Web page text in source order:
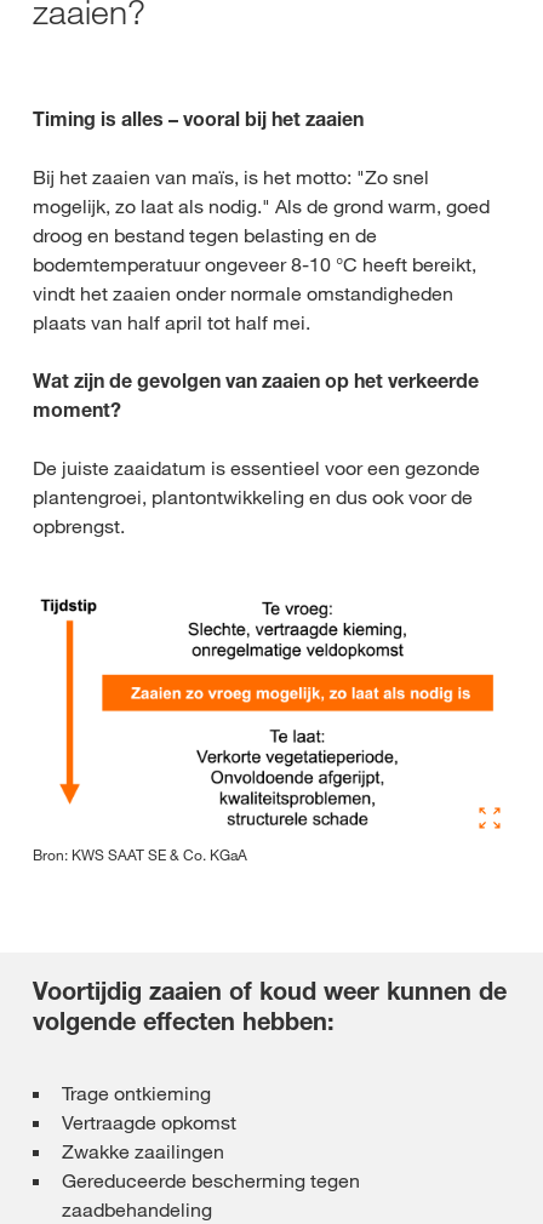
zaaien?
Timing is alles – vooral bij het zaaien
Bij het zaaien van maïs, is het motto: "Zo snel
mogelijk, zo laat als nodig." Als de grond warm, goed
droog en bestand tegen belasting en de
bodemtemperatuur ongeveer 8-10 °C heeft bereikt,
vindt het zaaien onder normale omstandigheden
plaats van half april tot half mei.
Wat zijn de gevolgen van zaaien op het verkeerde
moment?
De juiste zaaidatum is essentieel voor een gezonde
plantengroei, plantontwikkeling en dus ook voor de
opbrengst.
Bron: KWS SAAT SE & Co. KGaA
Voortijdig zaaien of koud weer kunnen de
volgende effecten hebben:
Trage ontkieming
Vertraagde opkomst
Zwakke zaailingen
Gereduceerde bescherming tegen
zaadbehandeling